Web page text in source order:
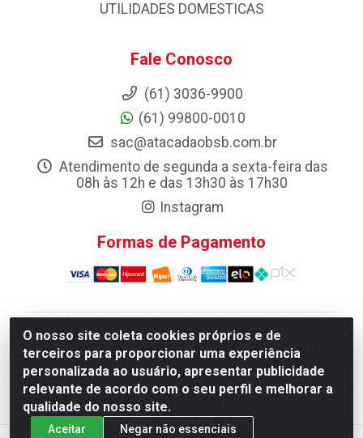
O nosso site coleta cookies próprios e de
terceiros para proporcionar uma experiência
personalizada ao usuário, apresentar publicidade
relevante de acordo com o seu perfil e melhorar a
qualidade do nosso site.
Aceitar Negar não essenciais
UTILIDADES DOMESTICAS
Fale Conosco
(61) 3036-9900
(61) 99800-0010
sac@atacadaobsb.com.br
Atendimento de segunda a sexta-feira das
08h às 12h e das 13h30 às 17h30
Instagram
Formas de Pagamento
Atacadao da Limpeza F. Pereira Queiroz Comercio e
Distribuicao LTDA - Quadra Qi 10 Lotes 39 e, 41 - Setor
Industrial (Taguatinga), Brasília/DF - CEP 72.135-100 -
CNPJ 13.184.675/0001-80